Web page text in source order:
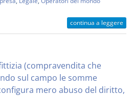
continua a leggere
(compravendita che
sul campo le somme
mero abuso del diritto,